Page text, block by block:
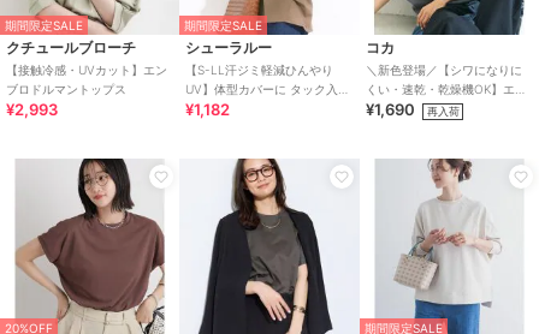
期間限定SALE
クチュールブローチ
【接触冷感・UVカット】エン
ブロドルマントップス
¥2,993
期間限定SALE
シューラルー
【S-LL汗ジミ軽減ひんやり
UV】体型カバーに タック入り
ドルマントップス
¥1,182
コカ
＼新色登場／【シワになりに
くい・速乾・乾燥機OK】エン
ボスドルマントップス 全5色
¥1,690 再入荷
20%OFF 期間限定SALE